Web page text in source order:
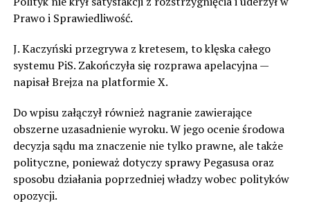
Prawo i Sprawiedliwość.
J. Kaczyński przegrywa z kretesem, to klęska całego
systemu PiS. Zakończyła się rozprawa apelacyjna —
napisał Brejza na platformie X.
Do wpisu załączył również nagranie zawierające
obszerne uzasadnienie wyroku. W jego ocenie środowa
decyzja sądu ma znaczenie nie tylko prawne, ale także
polityczne, ponieważ dotyczy sprawy Pegasusa oraz
sposobu działania poprzedniej władzy wobec polityków
opozycji.